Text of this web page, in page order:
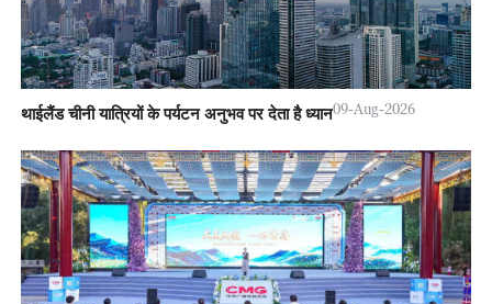
थाईलैंड चीनी यात्रियों के पर्यटन अनुभव पर देता है ध्यान09-Aug-2026